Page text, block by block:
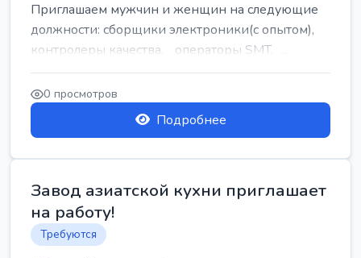
Приглашаем мужчин и женщин на следующие
должности: сборщики электроники(с опытом),
контролеры качества, операторы SMT, ...
0 просмотров
Подробнее
Завод азиатской кухни приглашает
на работу!
Требуются